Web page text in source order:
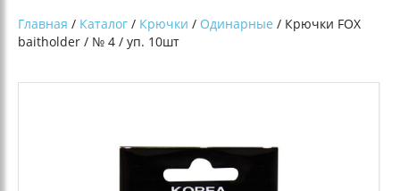
Главная / Каталог / Крючки / Одинарные / Крючки FOX
baitholder / № 4 / уп. 10шт